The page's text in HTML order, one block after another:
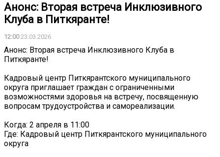
Анонс: Вторая встреча Инклюзивного
Клуба в Питкяранте!
12:0023.03.2026
Анонс: Вторая встреча Инклюзивного Клуба в
Питкяранте!
Кадровый центр Питкярантского муниципального
округа приглашает граждан с ограниченными
возможностями здоровья на встречу, посвященную
вопросам трудоустройства и самореализации.
Когда: 2 апреля в 11:00
Где: Кадровый центр Питкярантского муниципального
округа